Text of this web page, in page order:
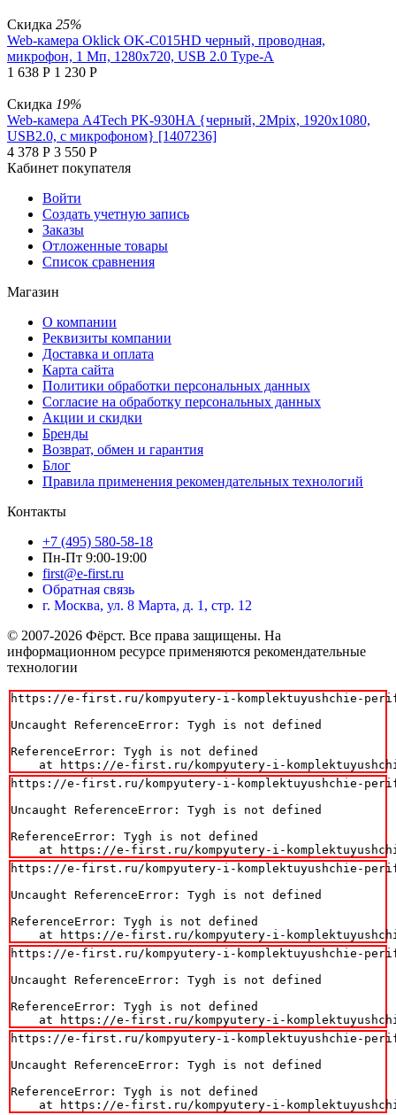
Скидка 25%
Web-камера Oklick OK-C015HD черный, проводная,
микрофон, 1 Мп, 1280x720, USB 2.0 Type-A
1 638 Р 1 230 Р
Скидка 19%
Web-камера A4Tech PK-930HA {черный, 2Mpix, 1920x1080,
USB2.0, с микрофоном} [1407236]
4 378 Р 3 550 Р
Кабинет покупателя
Войти
Создать учетную запись
Заказы
Отложенные товары
Список сравнения
Магазин
О компании
Реквизиты компании
Доставка и оплата
Карта сайта
Политики обработки персональных данных
Согласие на обработку персональных данных
Акции и скидки
Бренды
Возврат, обмен и гарантия
Блог
Правила применения рекомендательных технологий
Контакты
+7 (495) 580-58-18
Пн-Пт 9:00-19:00
first@e-first.ru
Обратная связь
г. Москва, ул. 8 Марта, д. 1, стр. 12
© 2007-2026 Фёрст. Все права защищены. На
информационном ресурсе применяются рекомендательные
технологии
https://e-first.ru/kompyutery-i-komplektuyushchie-
Uncaught ReferenceError: Tygh is not defined
ReferenceError: Tygh is not defined
at https://e-first.ru/kompyutery-i-
https://e-first.ru/kompyutery-i-komplektuyushchie-
Uncaught ReferenceError: Tygh is not defined
ReferenceError: Tygh is not defined
at https://e-first.ru/kompyutery-i-
https://e-first.ru/kompyutery-i-komplektuyushchie-
Uncaught ReferenceError: Tygh is not defined
ReferenceError: Tygh is not defined
at https://e-first.ru/kompyutery-i-
https://e-first.ru/kompyutery-i-komplektuyushchie-
Uncaught ReferenceError: Tygh is not defined
ReferenceError: Tygh is not defined
at https://e-first.ru/kompyutery-i-
https://e-first.ru/kompyutery-i-komplektuyushchie-
Uncaught ReferenceError: Tygh is not defined
ReferenceError: Tygh is not defined
at https://e-first.ru/kompyutery-i-